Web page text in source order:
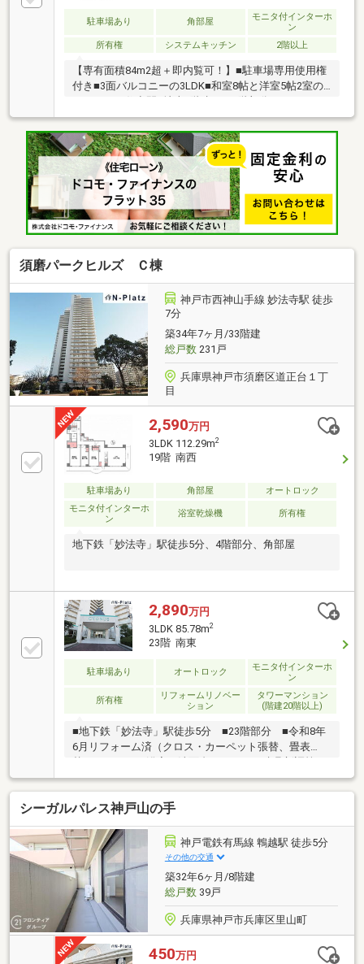
駐車場あり 角部屋
モニタ付インターホ
ン
所有権
システムキッチン 2階以上
【専有面積84m2超＋即内覧可！】■駐車場専用使用権
付き■3面バルコニーの3LDK■和室8帖と洋室5帖2室の
須磨パークヒルズ Ｃ棟
神戸市西神山手線 妙法寺駅 徒歩
7分
築34年7ヶ月/33階建
総戸数231戸
兵庫県神戸市須磨区道正台１丁
目
2,590万円
3LDK 112.29m2
19階 南西
駐車場あり 角部屋
オートロック
モニタ付インターホ
ン
浴室乾燥機 所有権
地下鉄「妙法寺」駅徒歩5分、4階部分、角部屋
2,890万円
3LDK 85.78m2
23階 南東
駐車場あり オートロック
モニタ付インターホ
ン
所有権
リフォームリノベー
ション
タワーマンション
(階建20階以上)
■地下鉄「妙法寺」駅徒歩5分 ■23階部分 ■令和8年
6月リフォーム済（クロス・カーペット張替、畳表
替、キッチン・浴室・洗面台・トイレ・建具新調等）
シーガルパレス神戸山の手
神戸電鉄有馬線 鵯越駅 徒歩5分
その他の交通
築32年6ヶ月/8階建
総戸数39戸
兵庫県神戸市兵庫区里山町
450万円